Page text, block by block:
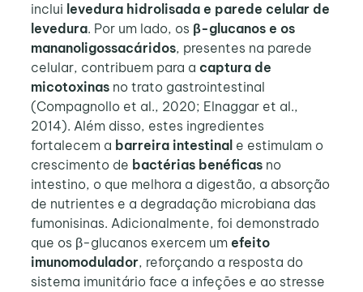
inclui levedura hidrolisada e parede celular de
levedura. Por um lado, os β-glucanos e os
mananoligossacáridos, presentes na parede
celular, contribuem para a captura de
micotoxinasno trato gastrointestinal
(Compagnollo et al., 2020; Elnaggar et al.,
2014). Além disso, estes ingredientes
fortalecem a barreira intestinal e estimulam o
crescimento de bactérias benéficasno
intestino, o que melhora a digestão, a absorção
de nutrientes e a degradação microbiana das
fumonisinas. Adicionalmente, foi demonstrado
que os β-glucanos exercem um efeito
imunomodulador, reforçando a resposta do
sistema imunitário face a infeções e ao stresse